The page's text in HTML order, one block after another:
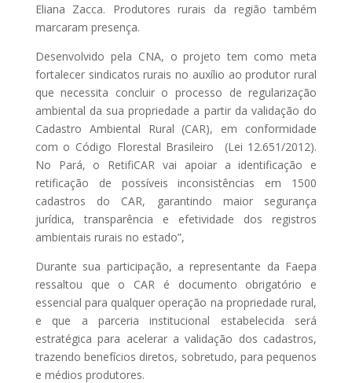
Eliana Zacca. Produtores rurais da região também
marcaram presença.
Desenvolvido pela CNA, o projeto tem como meta
fortalecer sindicatos rurais no auxílio ao produtor rural
que necessita concluir o processo de regularização
ambiental da sua propriedade a partir da validação do
Cadastro Ambiental Rural (CAR), em conformidade
com o Código Florestal Brasileiro (Lei 12.651/2012).
No Pará, o RetifiCAR vai apoiar a identificação e
retificação de possíveis inconsistências em 1500
cadastros do CAR, garantindo maior segurança
jurídica, transparência e efetividade dos registros
ambientais rurais no estado”,
Durante sua participação, a representante da Faepa
ressaltou que o CAR é documento obrigatório e
essencial para qualquer operação na propriedade rural,
e que a parceria institucional estabelecida será
estratégica para acelerar a validação dos cadastros,
trazendo benefícios diretos, sobretudo, para pequenos
e médios produtores.